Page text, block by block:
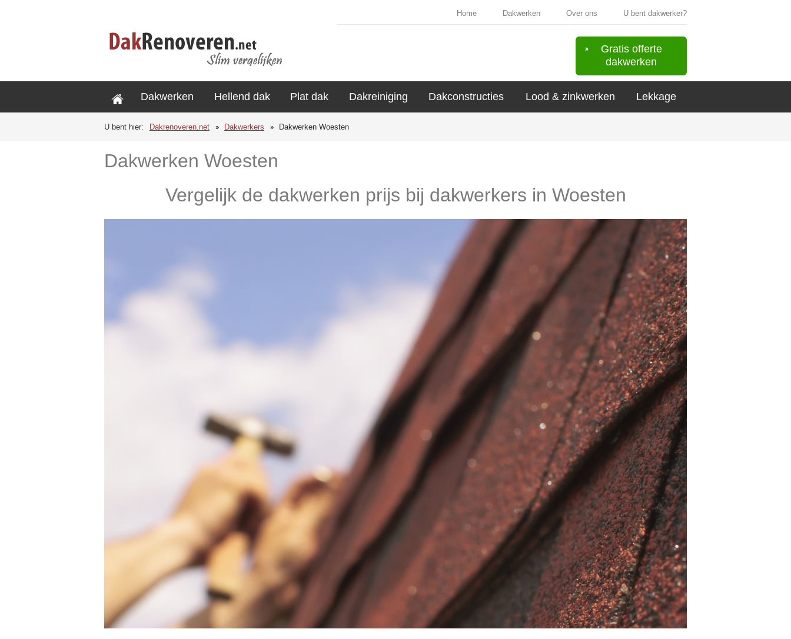
Home Dakwerken Over ons U bent dakwerker?
Gratis offerte
dakwerken
Dakwerken Hellend dak Plat dak Dakreiniging Dakconstructies Lood & zinkwerken Lekkage
U bent hier: Dakrenoveren.net Dakwerkers Dakwerken Woesten
Dakwerken Woesten
Vergelijk de dakwerken prijs bij dakwerkers in Woesten